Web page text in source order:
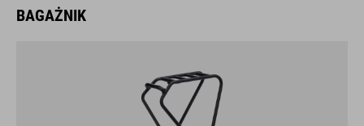
BAGAŻNIK